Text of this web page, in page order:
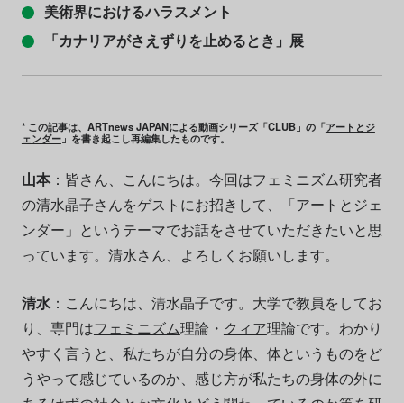
美術界におけるハラスメント
「カナリアがさえずりを止めるとき」展
* この記事は、ARTnews JAPANによる動画シリーズ「CLUB」の「アートとジ
ェンダー」を書き起こし再編集したものです。
山本：皆さん、こんにちは。今回はフェミニズム研究者
の清水晶子さんをゲストにお招きして、「アートとジェ
ンダー」というテーマでお話をさせていただきたいと思
っています。清水さん、よろしくお願いします。
清水：こんにちは、清水晶子です。大学で教員をしてお
り、専門はフェミニズム理論・ クィア理論です。わかり
やすく言うと、私たちが自分の身体、体というものをど
うやって感じているのか、感じ方が私たちの身体の外に